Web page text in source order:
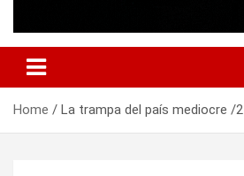
Home La trampa del país mediocre /2